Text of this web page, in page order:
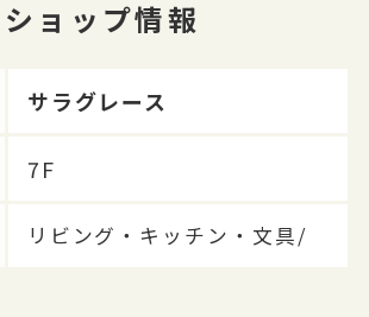
ショップ情報
サラグレース
7F
リビング・キッチン・文具/